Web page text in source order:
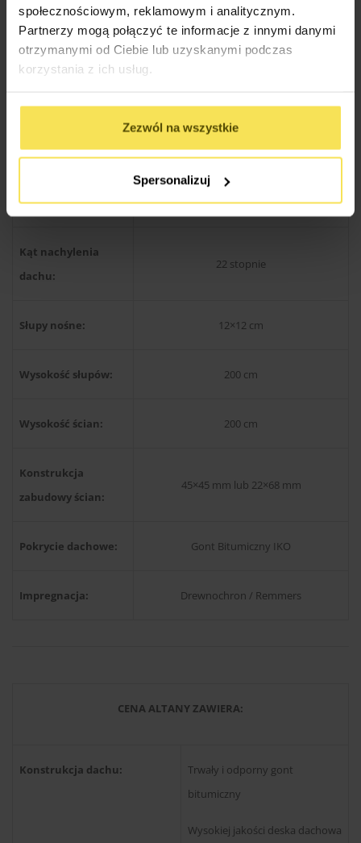
społecznościowym, reklamowym i analitycznym.
Partnerzy mogą połączyć te informacje z innymi danymi
otrzymanymi od Ciebie lub uzyskanymi podczas
korzystania z ich usług.
Zezwól na wszystkie
Spersonalizuj
Rodzaj materiału:
Drewno produkcji skandynawskiej
Kantówka 38×89 mm
szczycie:
300 cm
Kąt nachylenia
dachu:
22 stopnie
Słupy nośne: 12×12 cm
Wysokość słupów: 200 cm
Wysokość ścian: 200 cm
Konstrukcja
zabudowy ścian:
45×45 mm lub 22×68 mm
Pokrycie dachowe: Gont Bitumiczny IKO
Impregnacja: Drewnochron / Remmers
CENA ALTANY ZAWIERA:
Konstrukcja dachu:
Trwały i odporny gont
bitumiczny
Wysokiej jakości deska dachowa